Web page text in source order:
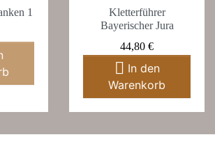
1
Kletterführer
Bayerischer Jura
Preis
44,80 €

Warenkorb